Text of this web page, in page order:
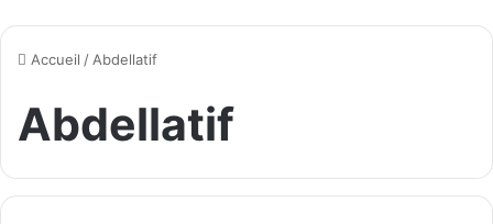
Accueil / Abdellatif
Abdellatif